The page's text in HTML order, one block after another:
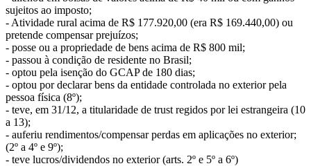
sujeitos ao imposto;
- Atividade rural acima de R$ 177.920,00 (era R$ 169.440,00) ou
pretende compensar prejuízos;
- posse ou a propriedade de bens acima de R$ 800 mil;
- passou à condição de residente no Brasil;
- optou pela isenção do GCAP de 180 dias;
- optou por declarar bens da entidade controlada no exterior pela
pessoa física (8º);
- teve, em 31/12, a titularidade de trust regidos por lei estrangeira (10
a 13);
- auferiu rendimentos/compensar perdas em aplicações no exterior;
(2º a 4º e 9º);
- teve lucros/dividendos no exterior (arts. 2º e 5º a 6º)